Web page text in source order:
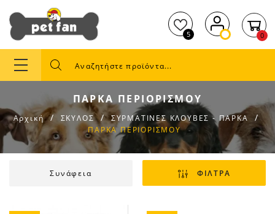
5 0
ΠΑΡΚΑ ΠΕΡΙΟΡΙΣΜΟΥ
Αρχική ΣΚΥΛΟΣ
ΣΥΡΜΑΤΙΝΕΣ ΚΛΟΥΒΕΣ - ΠΑΡΚΑ
ΠΑΡΚΑ ΠΕΡΙΟΡΙΣΜΟΥ
Συνάφεια ΦΙΛΤΡΑ